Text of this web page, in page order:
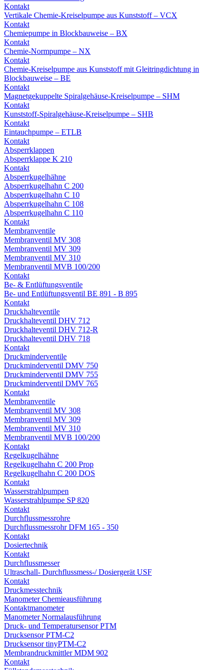
Kontakt
Vertikale Chemie-Kreiselpumpe aus Kunststoff – VCX
Kontakt
Chemiepumpe in Blockbauweise – BX
Kontakt
Chemie-Normpumpe – NX
Kontakt
Chemie-Kreiselpumpe aus Kunststoff mit Gleitringdichtung in
Blockbauweise – BE
Kontakt
Magnetgekuppelte Spiralgehäuse-Kreiselpumpe – SHM
Kontakt
Kunststoff-Spiralgehäuse-Kreiselpumpe – SHB
Kontakt
Eintauchpumpe – ETLB
Kontakt
Absperrklappen
Absperrklappe K 210
Kontakt
Absperrkugelhähne
Absperrkugelhahn C 200
Absperrkugelhahn C 10
Absperrkugelhahn C 108
Absperrkugelhahn C 110
Kontakt
Membranventile
Membranventil MV 308
Membranventil MV 309
Membranventil MV 310
Membranventil MVB 100/200
Kontakt
Be- & Entlüftungsventile
Be- und Entlüftungsventil BE 891 - B 895
Kontakt
Druckhalteventile
Druckhalteventil DHV 712
Druckhalteventil DHV 712-R
Druckhalteventil DHV 718
Kontakt
Druckminderventile
Druckminderventil DMV 750
Druckminderventil DMV 755
Druckminderventil DMV 765
Kontakt
Membranventile
Membranventil MV 308
Membranventil MV 309
Membranventil MV 310
Membranventil MVB 100/200
Kontakt
Regelkugelhähne
Regelkugelhahn C 200 Prop
Regelkugelhahn C 200 DOS
Kontakt
Wasserstrahlpumpen
Wasserstrahlpumpe SP 820
Kontakt
Durchflussmessrohre
Durchflussmessrohr DFM 165 - 350
Kontakt
Dosiertechnik
Kontakt
Durchflussmesser
Ultraschall- Durchflussmess-/ Dosiergerät USF
Kontakt
Druckmesstechnik
Manometer Chemieausführung
Kontaktmanometer
Manometer Normalausführung
Druck- und Temperatursensor PTM
Drucksensor PTM-C2
Drucksensor tinyPTM-C2
Membrandruckmittler MDM 902
Kontakt